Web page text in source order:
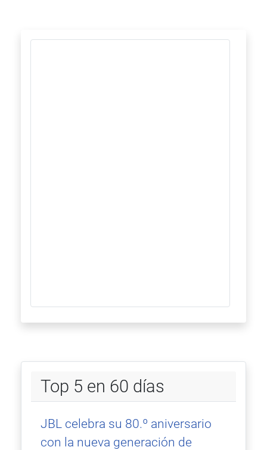
Top 5 en 60 días
JBL celebra su 80.º aniversario
con la nueva generación de